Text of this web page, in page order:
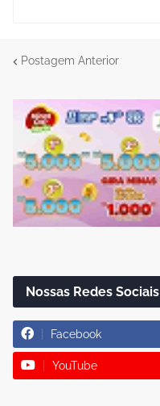
Postagem Anterior
Nossas Redes Sociais
Facebook
YouTube